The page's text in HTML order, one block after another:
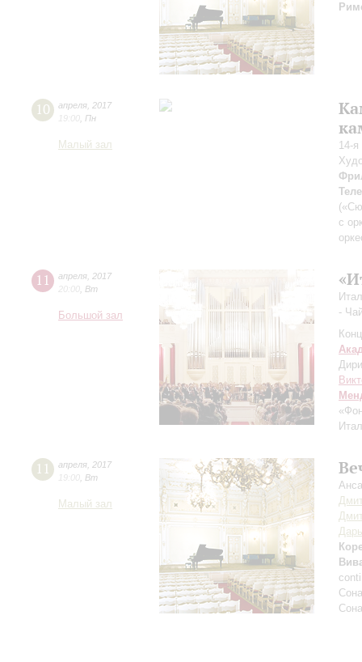
10 апреля 2017
19:00 Пн
Малый зал
14-
с
11 апреля 2017
20:00 Вт
Большой зал
-
11 апреля 2017
19:00 Вт
Малый зал